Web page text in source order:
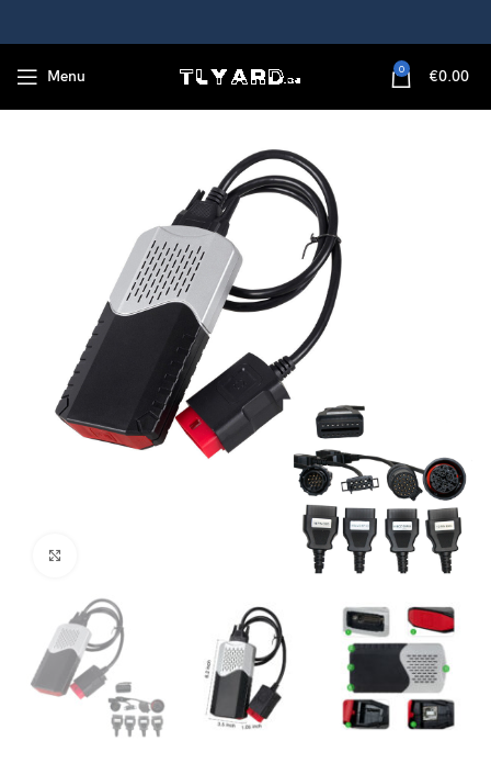
Menu 0 €0.00